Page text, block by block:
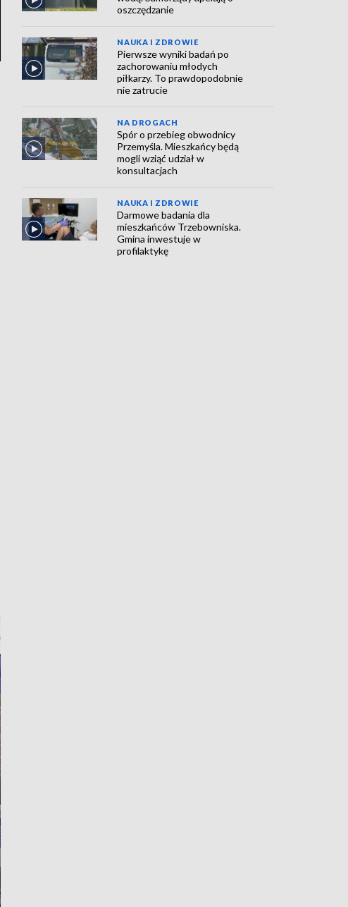
oszczędzanie
NAUKA I ZDROWIE
Pierwsze wyniki badań po
zachorowaniu młodych
piłkarzy. To prawdopodobnie
nie zatrucie
NA DROGACH
Spór o przebieg obwodnicy
Przemyśla. Mieszkańcy będą
mogli wziąć udział w
konsultacjach
NAUKA I ZDROWIE
Darmowe badania dla
mieszkańców Trzebowniska.
Gmina inwestuje w
profilaktykę